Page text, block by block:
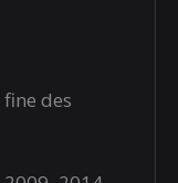
des